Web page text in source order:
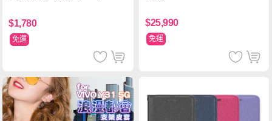
$1,780
免運
$25,990
免運